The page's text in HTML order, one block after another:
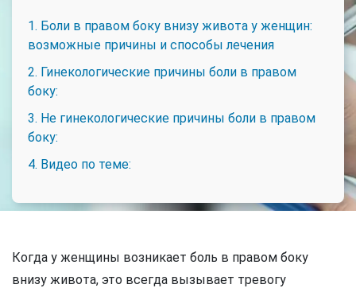
1. Боли в правом боку внизу живота у женщин:
возможные причины и способы лечения
2. Гинекологические причины боли в правом
боку:
3. Не гинекологические причины боли в правом
боку:
4. Видео по теме:
Когда у женщины возникает боль в правом боку
внизу живота, это всегда вызывает тревогу